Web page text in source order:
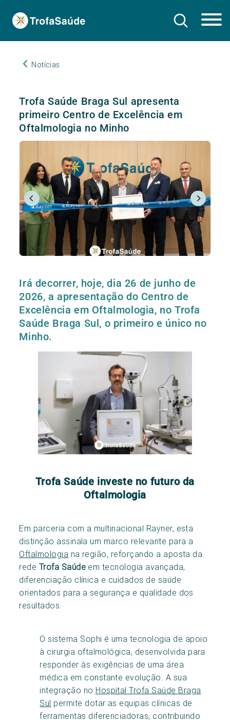
Notícias
Trofa Saúde Braga Sul apresenta
primeiro Centro de Excelência em
Oftalmologia no Minho
Irá decorrer, hoje, dia 26 de junho de
2026, a apresentação do Centro de
Excelência em Oftalmologia, no Trofa
Saúde Braga Sul, o primeiro e único no
Minho.
Trofa Saúde investe no futuro da
Oftalmologia
Em parceria com a multinacional Rayner, esta
distinção assinala um marco relevante para a
Oftalmologia na região, reforçando a aposta da
rede Trofa Saúde em tecnologia avançada,
diferenciação clínica e cuidados de saúde
orientados para a segurança e qualidade dos
resultados.
O sistema Sophi é uma tecnologia de apoio
à cirurgia oftalmológica, desenvolvida para
responder às exigências de uma área
médica em constante evolução. A sua
integração no Hospital Trofa Saúde Braga
Sul permite dotar as equipas clínicas de
ferramentas diferenciadoras, contribuindo